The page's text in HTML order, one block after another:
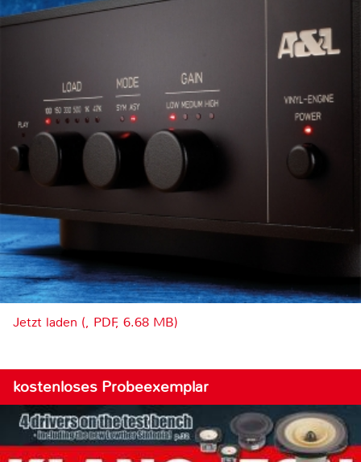
Jetzt laden (, PDF, 6.68 MB)
kostenloses Probeexemplar